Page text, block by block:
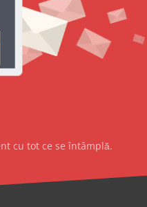
cu tot ce se întâmplă.